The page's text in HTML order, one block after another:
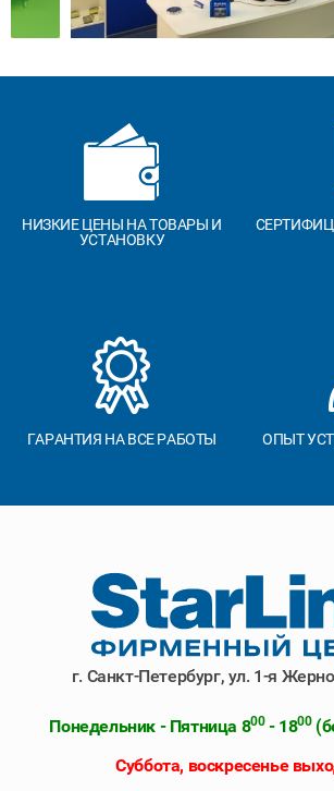
НИЗКИЕ ЦЕНЫ НА ТОВАРЫ И
УСТАНОВКУ
ГАРАНТИЯ НА ВСЕ РАБОТЫ
ОПЫТ
г. Санкт-Петербург, ул. 1-я
Понедельник - Пятница 800- 1800
Суббота, воскресенье